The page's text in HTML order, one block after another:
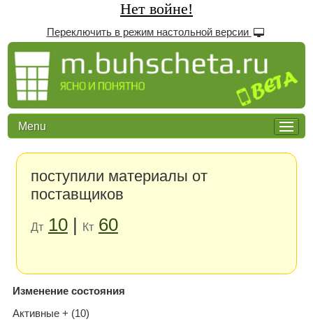
Нет войне!
Переключить в режим настольной версии
Menu
поступили материалы от
поставщиков
Дт 10| Кт 60
Изменение состояния
Активные + (10)